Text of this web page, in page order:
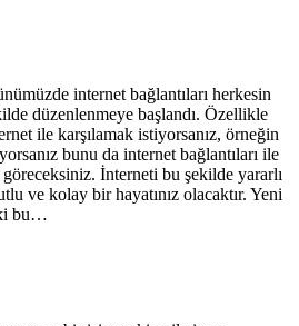
internet bağlantıları herkesin
düzenlenmeye başlandı. Özellikle
ile karşılamak istiyorsanız, örneğin
bunu da internet bağlantıları ile
İnterneti bu şekilde yararlı
ve kolay bir hayatınız olacaktır. Yeni
ki bu…